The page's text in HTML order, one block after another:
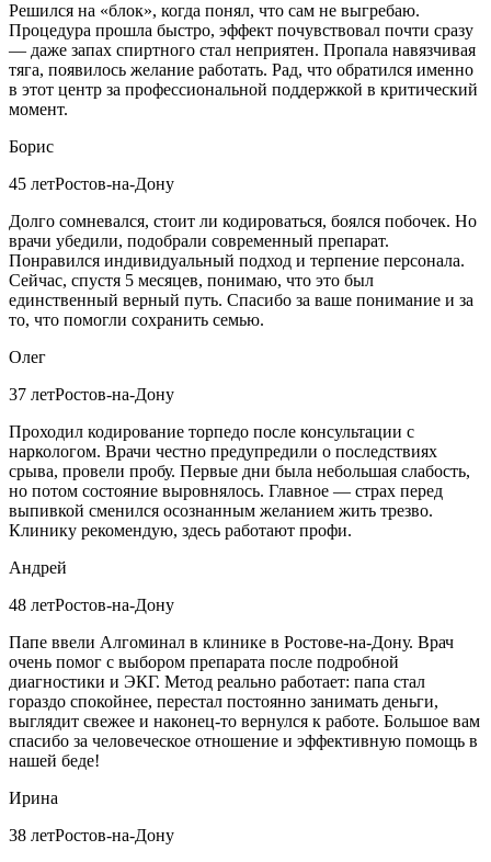
Решился на «блок», когда понял, что сам не выгребаю.
Процедура прошла быстро, эффект почувствовал почти сразу
— даже запах спиртного стал неприятен. Пропала навязчивая
тяга, появилось желание работать. Рад, что обратился именно
в этот центр за профессиональной поддержкой в критический
момент.
Борис
45 летРостов-на-Дону
Долго сомневался, стоит ли кодироваться, боялся побочек. Но
врачи убедили, подобрали современный препарат.
Понравился индивидуальный подход и терпение персонала.
Сейчас, спустя 5 месяцев, понимаю, что это был
единственный верный путь. Спасибо за ваше понимание и за
то, что помогли сохранить семью.
Олег
37 летРостов-на-Дону
Проходил кодирование торпедо после консультации с
наркологом. Врачи честно предупредили о последствиях
срыва, провели пробу. Первые дни была небольшая слабость,
но потом состояние выровнялось. Главное — страх перед
выпивкой сменился осознанным желанием жить трезво.
Клинику рекомендую, здесь работают профи.
Андрей
48 летРостов-на-Дону
Папе ввели Алгоминал в клинике в Ростове-на-Дону. Врач
очень помог с выбором препарата после подробной
диагностики и ЭКГ. Метод реально работает: папа стал
гораздо спокойнее, перестал постоянно занимать деньги,
выглядит свежее и наконец-то вернулся к работе. Большое вам
спасибо за человеческое отношение и эффективную помощь в
нашей беде!
Ирина
38 летРостов-на-Дону